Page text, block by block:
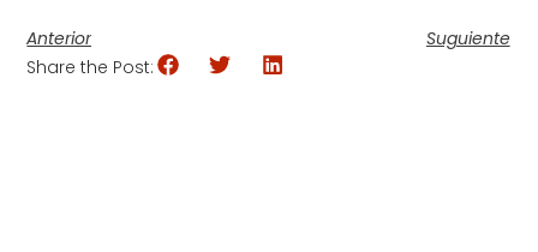
Anterior
Suguiente
Share the Post: